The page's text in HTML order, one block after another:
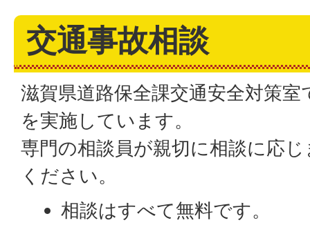
交通事故相談
滋賀県道路保全課交通安全対策
を実施しています。
専門の相談員が親切に相談に応
ください。
相談はすべて無料です。